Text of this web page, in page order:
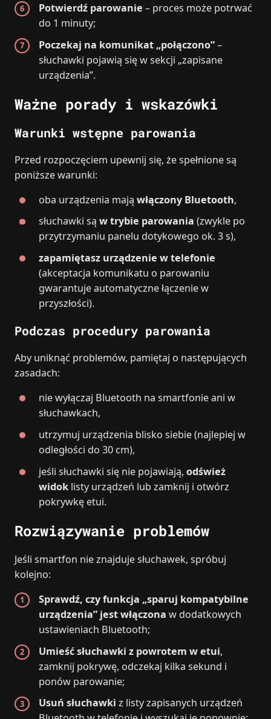
Potwierdź parowanie – proces może potrwać
do 1 minuty;
Poczekaj na komunikat „połączono”–
słuchawki pojawią się w sekcji „zapisane
urządzenia”.
Ważne porady i wskazówki
Warunki wstępne parowania
Przed rozpoczęciem upewnij się, że spełnione są
poniższe warunki:
oba urządzenia mająwłączony Bluetooth,
słuchawki sąw trybie parowania (zwykle po
przytrzymaniu panelu dotykowego ok. 3 s),
zapamiętasz urządzenie w telefonie
(akceptacja komunikatu o parowaniu
gwarantuje automatyczne łączenie w
przyszłości).
Podczas procedury parowania
Aby uniknąć problemów, pamiętaj o następujących
zasadach:
nie wyłączaj Bluetooth na smartfonie ani w
słuchawkach,
utrzymuj urządzenia blisko siebie (najlepiej w
odległości do 30 cm),
jeśli słuchawki się nie pojawiają,odśwież
widok listy urządzeń lub zamknij i otwórz
pokrywkę etui.
Rozwiązywanie problemów
Jeśli smartfon nie znajduje słuchawek, spróbuj
kolejno:
Sprawdź, czy funkcja „sparuj kompatybilne
urządzenia” jest włączona w dodatkowych
ustawieniach Bluetooth;
Umieść słuchawki z powrotem w etui,
zamknij pokrywę, odczekaj kilka sekund i
ponów parowanie;
Usuń słuchawki z listy zapisanych urządzeń